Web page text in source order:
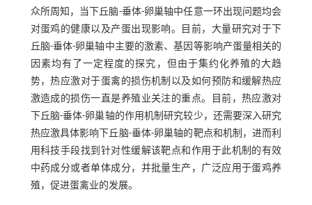
众所周知，当下丘脑-垂体-卵巢轴中任意一环出现问题均会
对蛋鸡的健康以及产蛋出现影响。目前，大量研究对于下
丘脑-垂体-卵巢轴中主要的激素、基因等影响产蛋量相关的
因素均有了一定程度的探究，但由于集约化养殖的大趋
势，热应激对于蛋禽的损伤机制以及如何预防和缓解热应
激造成的损伤一直是养殖业关注的重点。目前，热应激对
下丘脑-垂体-卵巢轴的作用机制研究较少，还需要深入研究
热应激具体影响下丘脑-垂体-卵巢轴的靶点和机制，进而利
用科技手段找到针对性缓解该靶点和作用于此机制的有效
中药成分或者单体成分，并批量生产，广泛应用于蛋鸡养
殖，促进蛋禽业的发展。